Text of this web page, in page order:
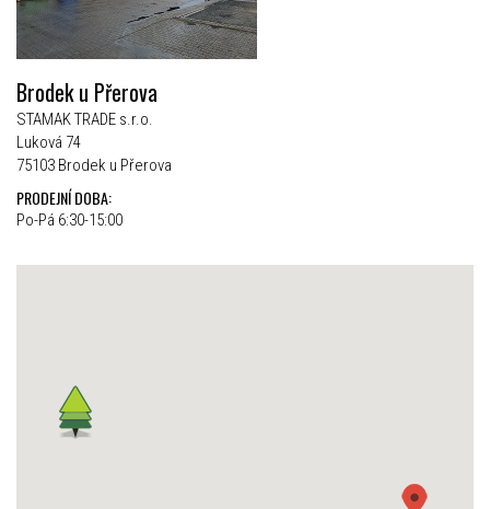
Brodek u Přerova
STAMAK TRADE s.r.o.
Luková 74
75103 Brodek u Přerova
PRODEJNÍ DOBA:
Po-Pá 6:30-15:00